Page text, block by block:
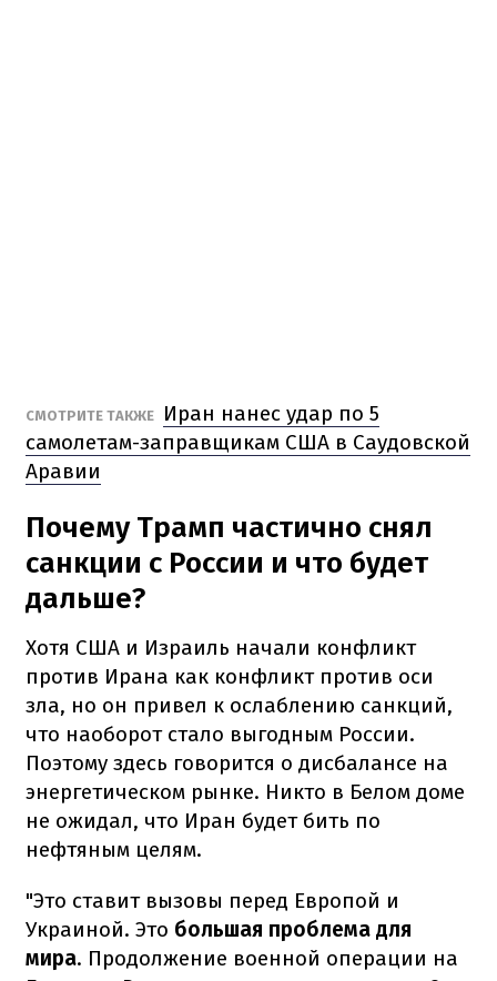
СМОТРИТЕ ТАКЖЕ
Иран нанес удар по 5
самолетам-заправщикам США в Саудовской
Аравии
Почему Трамп частично снял
санкции с России и что будет
дальше?
Хотя США и Израиль начали конфликт
против Ирана как конфликт против оси
зла, но он привел к ослаблению санкций,
что наоборот стало выгодным России.
Поэтому здесь говорится о дисбалансе на
энергетическом рынке. Никто в Белом доме
не ожидал, что Иран будет бить по
нефтяным целям.
"Это ставит вызовы перед Европой и
Украиной. Это большая проблема для
мира. Продолжение военной операции на